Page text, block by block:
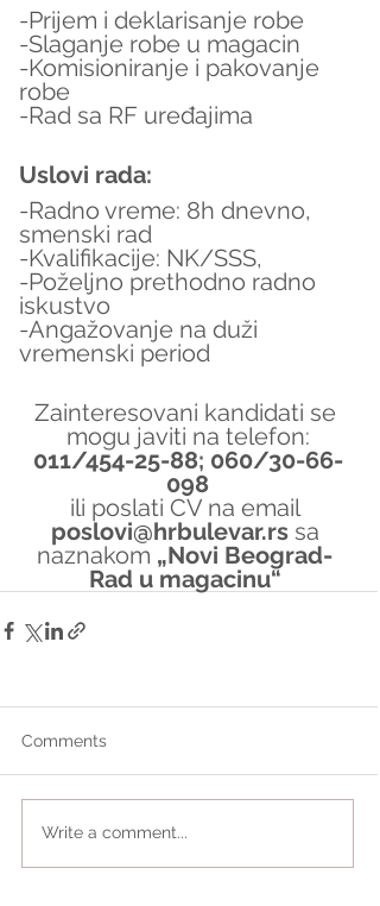
-Prijem i deklarisanje robe
-Slaganje robe u magacin
-Komisioniranje i pakovanje
robe
-Rad sa RF uređajima
Uslovi rada:
-Radno vreme: 8h dnevno,
smenski rad
-Kvalifikacije: NK/SSS,
-Poželjno prethodno radno
iskustvo
-Angažovanje na duži
vremenski period
Zainteresovani kandidati se
mogu javiti na telefon:
011/454-25-88; 060/30-66-
098
ili poslati CV na email
poslovi@hrbulevar.rs sa
naznakom „Novi Beograd-
Rad u magacinu“
Comments
Write a comment...